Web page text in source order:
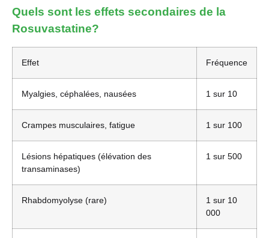
Quels sont les effets secondaires de la
Rosuvastatine?
Effet Fréquence
Myalgies, céphalées, nausées 1 sur 10
Crampes musculaires, fatigue 1 sur 100
Lésions hépatiques (élévation des
transaminases)
1 sur 500
Rhabdomyolyse (rare)
1 sur 10
000